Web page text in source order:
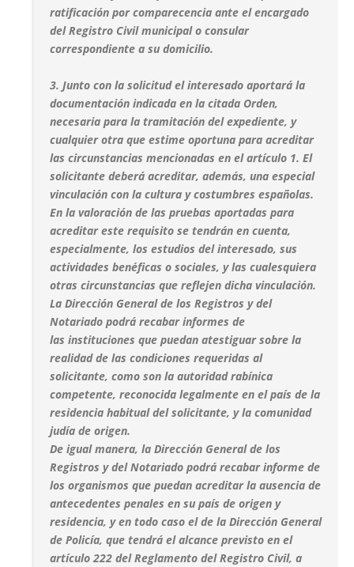
ratificación por comparecencia ante el encargado
del Registro Civil municipal o consular
correspondiente a su domicilio.
3. Junto con la solicitud el interesado aportará la
documentación indicada en la citada Orden,
necesaria para la tramitación del expediente, y
cualquier otra que estime oportuna para acreditar
las circunstancias mencionadas en el artículo 1. El
solicitante deberá acreditar, además, una especial
vinculación con la cultura y costumbres españolas.
En la valoración de las pruebas aportadas para
acreditar este requisito se tendrán en cuenta,
especialmente, los estudios del interesado, sus
actividades benéficas o sociales, y las cualesquiera
otras circunstancias que reflejen dicha vinculación.
La Dirección General de los Registros y del
Notariado podrá recabar informes de
las instituciones que puedan atestiguar sobre la
realidad de las condiciones requeridas al
solicitante, como son la autoridad rabínica
competente, reconocida legalmente en el país de la
residencia habitual del solicitante, y la comunidad
judía de origen.
De igual manera, la Dirección General de los
Registros y del Notariado podrá recabar informe de
los organismos que puedan acreditar la ausencia de
antecedentes penales en su país de origen y
residencia, y en todo caso el de la Dirección General
de Policía, que tendrá el alcance previsto en el
artículo 222 del Reglamento del Registro Civil, a